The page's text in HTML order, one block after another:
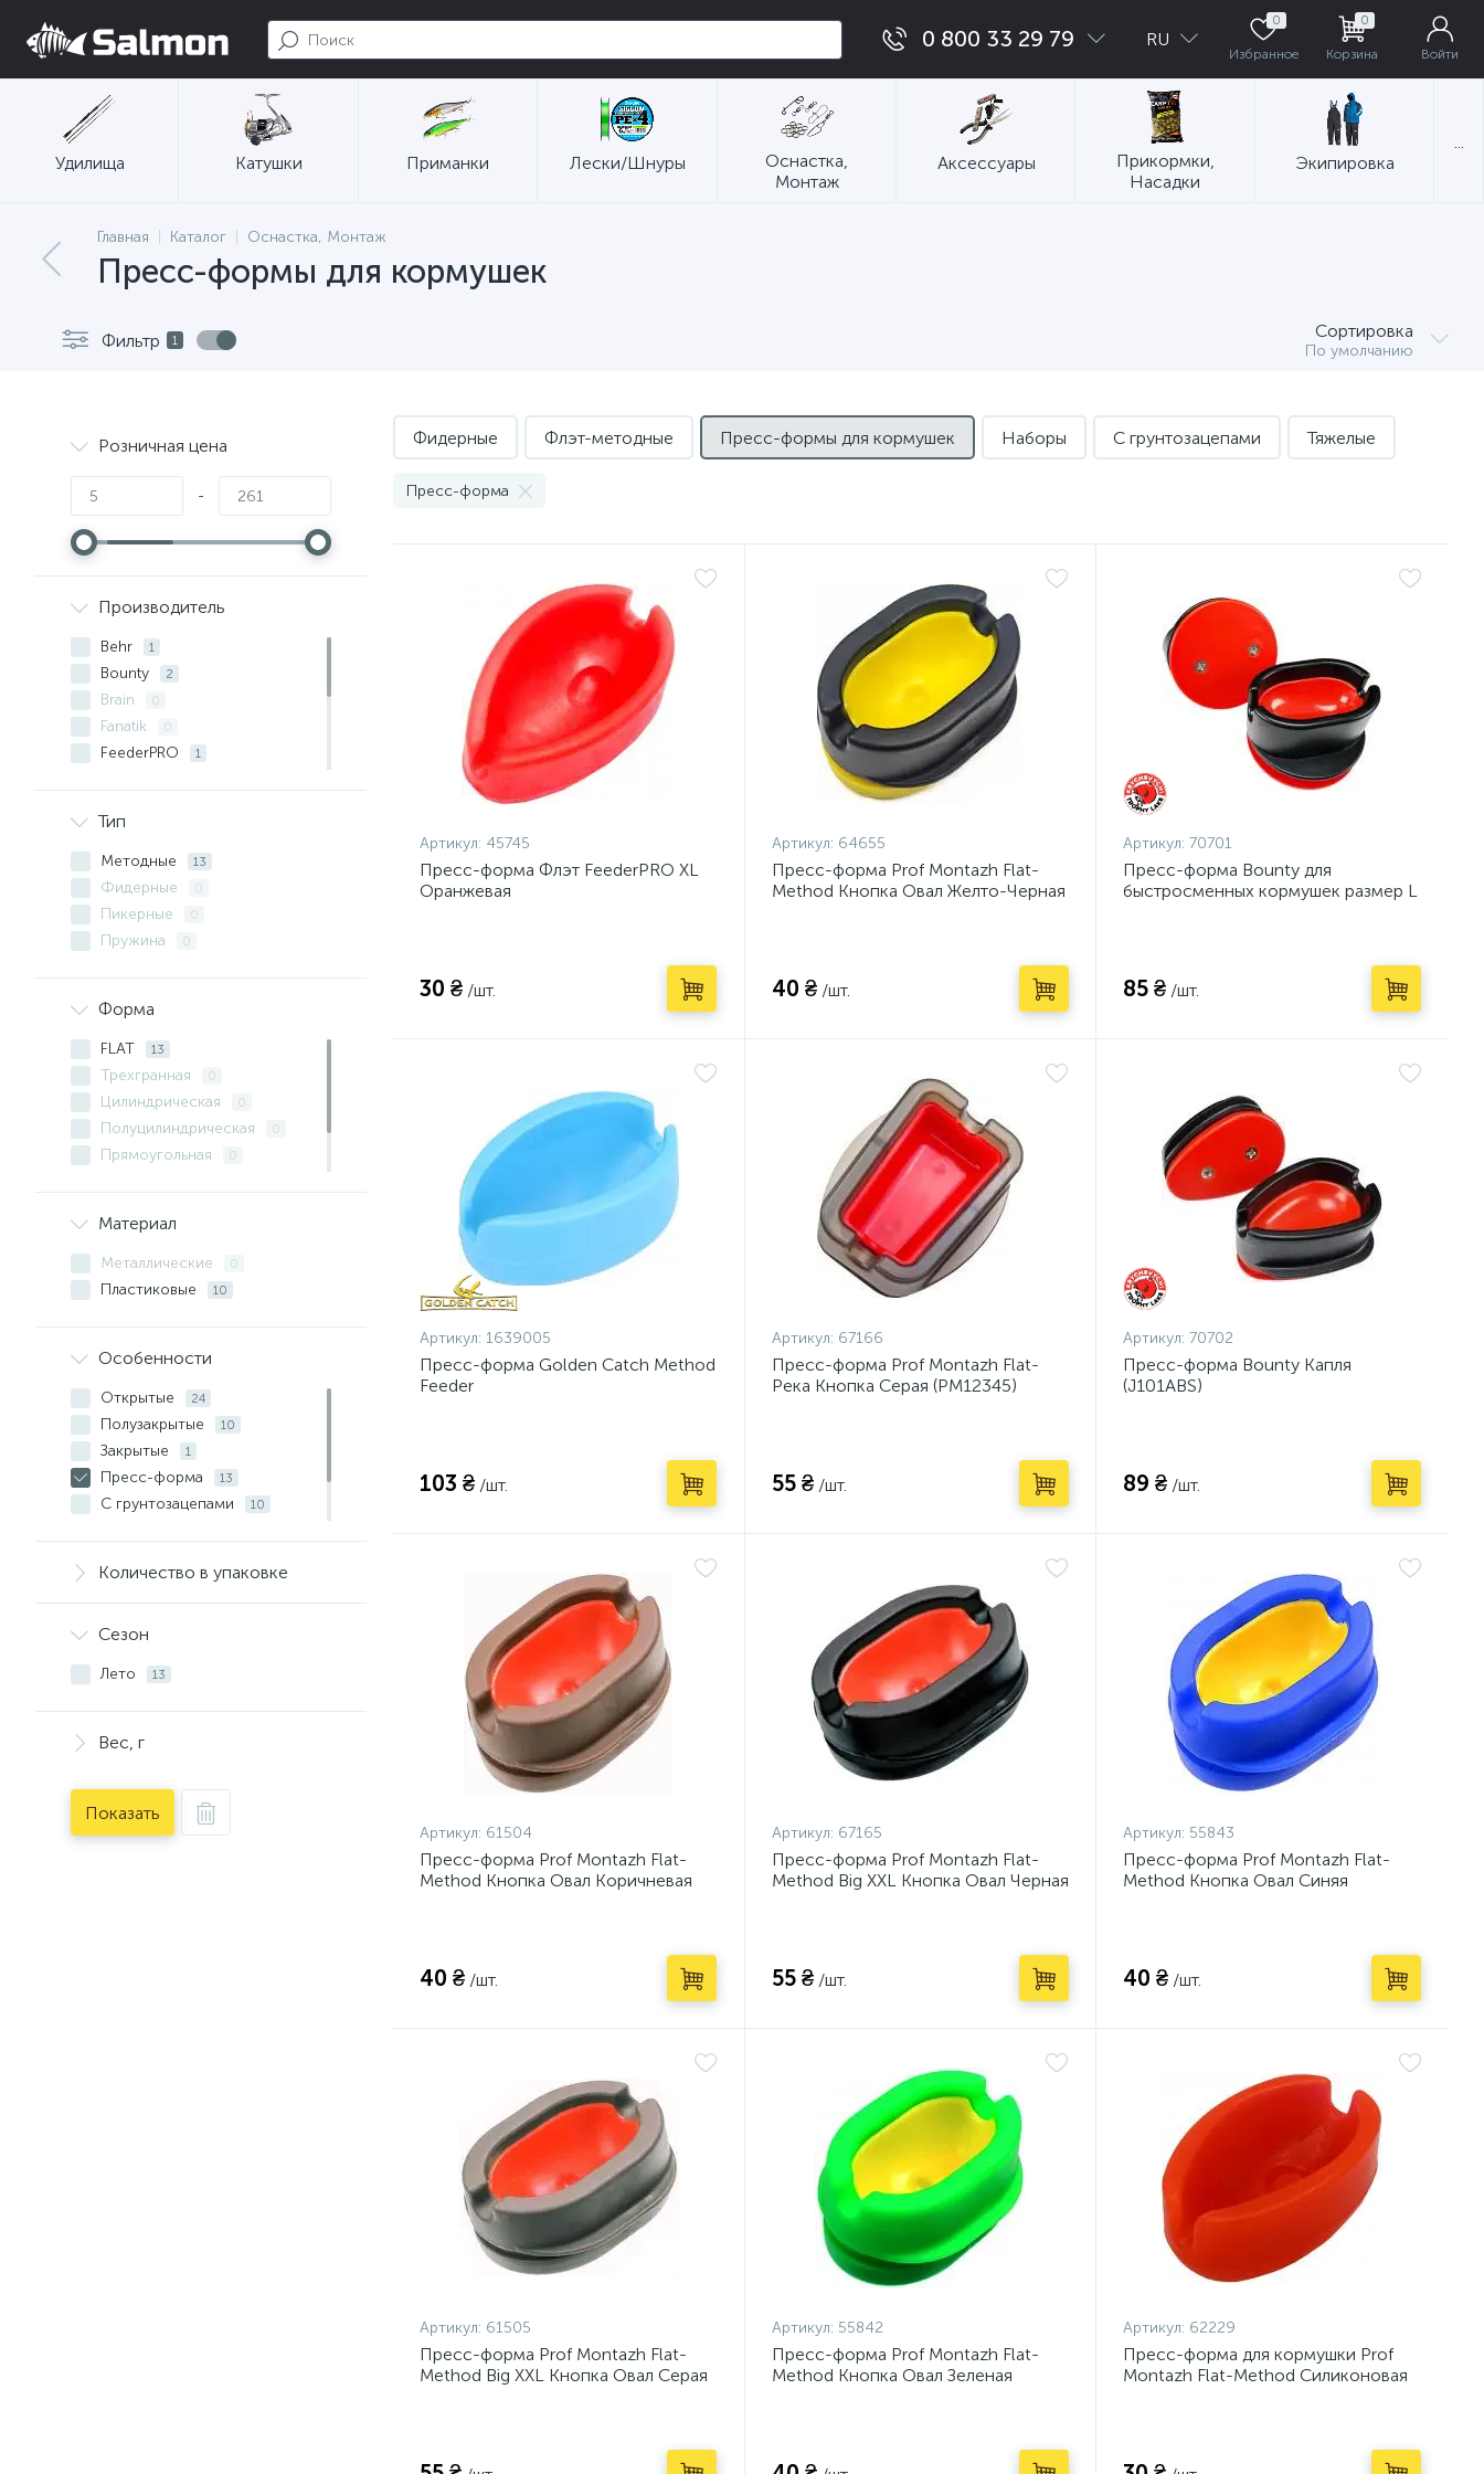
0 800 33 29 79 RU
0
Избранное
0
Корзина Войти
Удилища Катушки Приманки Лески/Шнуры
Оснастка,
Монтаж
Аксессуары
Прикормки,
Насадки
Экипировка
Главная Каталог Оснастка, Монтаж
Пресс-формы для кормушек
Фильтр 1 Сортировка
По умолчанию
Розничная цена
-
Производитель
Behr 1
Bounty 2
Brain 0
Fanatik 0
FeederPRO 1
Golden Catch
Orange 0
Prof Montazh
Salmon 0
Тип
Методные 13
Фидерные 0
Пикерные 0
Пружина 0
Форма
FLAT 13
Трехгранная 0
Цилиндрическая 0
Полуцилиндрическая 0
Прямоугольная 0
Материал
Металлические 0
Пластиковые 10
Особенности
Открытые 24
Полузакрытые 10
Закрытые 1
Пресс-форма 13
С грунтозацепами 10
Количество в упаковке
Сезон
Лето 13
Вес, г
Показать
Фидерные Флэт-методные Пресс-формы для кормушек Наборы С грунтозацепами Тяжелые
Пресс-форма
Артикул: 45745
Пресс-форма Флэт FeederPRO XL
Оранжевая
30 ₴ /шт.
Артикул: 64655
Пресс-форма Prof Montazh Flat-
Method Кнопка Овал Желто-Черная
40 ₴ /шт.
Артикул: 70701
Пресс-форма Bounty для
быстросменных кормушек размер L
85 ₴ /шт.
Артикул: 1639005
Пресс-форма Golden Catch Method
Feeder
103 ₴ /шт.
Артикул: 67166
Пресс-форма Prof Montazh Flat-
Река Кнопка Серая (PM12345)
55 ₴ /шт.
Артикул: 70702
Пресс-форма Bounty Капля
(J101ABS)
89 ₴ /шт.
Артикул: 61504
Пресс-форма Prof Montazh Flat-
Method Кнопка Овал Коричневая
40 ₴ /шт.
Артикул: 67165
Пресс-форма Prof Montazh Flat-
Method Big XXL Кнопка Овал Черная
55 ₴ /шт.
Артикул: 55843
Пресс-форма Prof Montazh Flat-
Method Кнопка Овал Синяя
40 ₴ /шт.
Артикул: 61505
Пресс-форма Prof Montazh Flat-
Method Big XXL Кнопка Овал Серая
Артикул: 55842
Пресс-форма Prof Montazh Flat-
Method Кнопка Овал Зеленая
Артикул: 62229
Пресс-форма для кормушки Prof
Montazh Flat-Method Cиликоновая